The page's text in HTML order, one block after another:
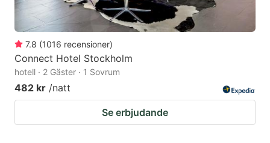
7.8 (1016 recensioner)
Connect Hotel Stockholm
hotell · 2 Gäster · 1 Sovrum
482 kr /natt
Se erbjudande